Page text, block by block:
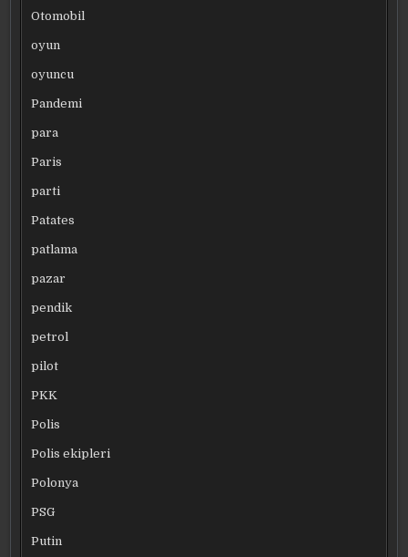
Otomobil
oyun
oyuncu
Pandemi
para
Paris
parti
Patates
patlama
pazar
pendik
petrol
pilot
PKK
Polis
Polis ekipleri
Polonya
PSG
Putin